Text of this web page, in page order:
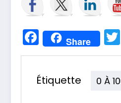
Facebook
Share
Étiquette 0 À